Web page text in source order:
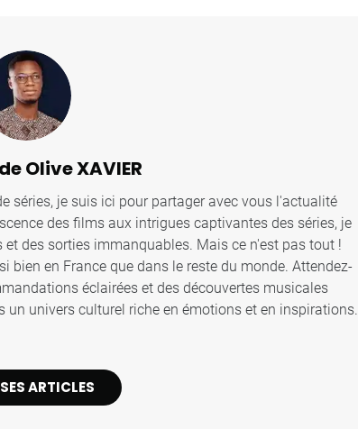
Olive XAVIER
séries, je suis ici pour partager avec vous l'actualité
des films aux intrigues captivantes des séries, je
des sorties immanquables. Mais ce n'est pas tout !
en France que dans le reste du monde. Attendez-
éclairées et des découvertes musicales
un univers culturel riche en émotions et en inspirations.
ARTICLES